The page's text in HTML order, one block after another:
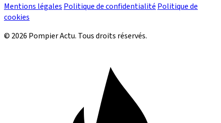
Mentions légales Politique de confidentialité Politique de
cookies
© 2026 Pompier Actu. Tous droits réservés.